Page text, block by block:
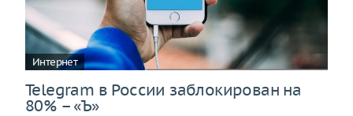
Интернет
Telegram в России заблокирован на
80% – «Ъ»